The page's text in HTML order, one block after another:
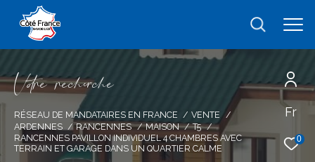
Fr
0
Vore recece
RÉSEAU DE MANDATAIRES EN FRANCE
VENTE
ARDENNES
RANCENNES MAISON
T5
RANCENNES PAVILLON INDIVIDUEL 4 CHAMBRES AVEC
TERRAIN ET GARAGE DANS UN QUARTIER CALME
Effectuer une recherche
et trouver le bien qui correspond à vos
critères